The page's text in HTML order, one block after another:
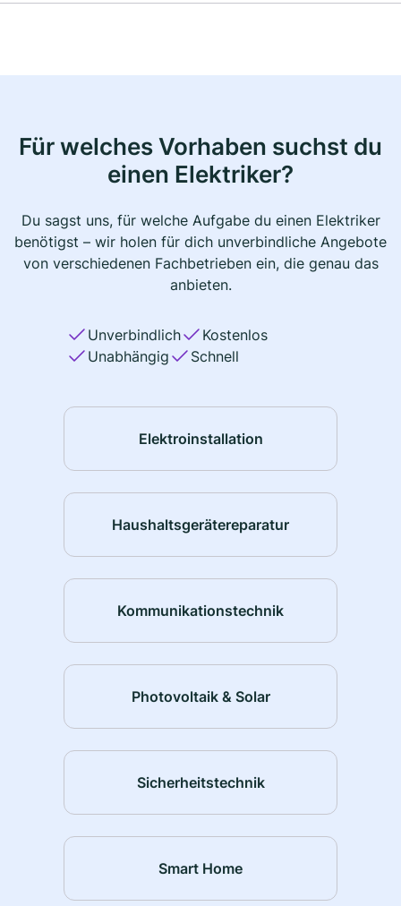
Für welches Vorhaben suchst du
einen Elektriker?
Du sagst uns, für welche Aufgabe du einen Elektriker
benötigst – wir holen für dich unverbindliche Angebote
von verschiedenen Fachbetrieben ein, die genau das
anbieten.
Unverbindlich
Kostenlos
Unabhängig
Schnell
Elektroinstallation
Haushaltsgerätereparatur
Kommunikationstechnik
Photovoltaik & Solar
Sicherheitstechnik
Smart Home